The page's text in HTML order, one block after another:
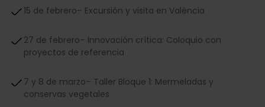
15 de febrero– Excursión y visita en València
27 de febrero– Innovación crítica: Coloquio con
proyectos de referencia
7 y 8 de marzo– Taller Bloque 1: Mermeladas y
conservas vegetales